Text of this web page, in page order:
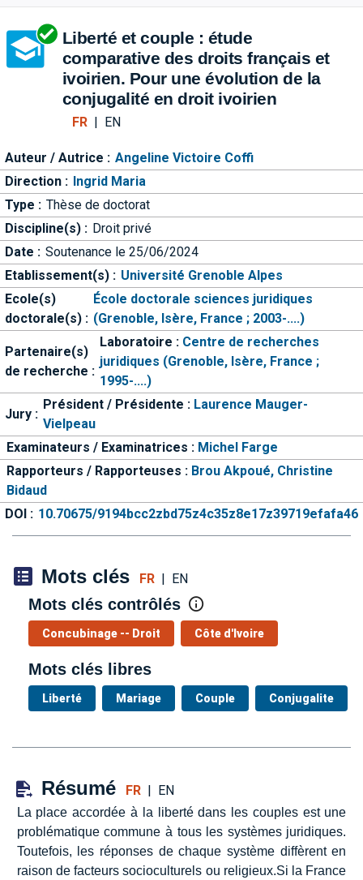
Aller directement à la barre
Liberté et couple : étude
comparative des droits français et
ivoirien. Pour une évolution de la
conjugalité en droit ivoirien
FR| EN
Auteur / Autrice : Angeline Victoire Coffi
Direction : Ingrid Maria
Type : Thèse de doctorat
Discipline(s) : Droit privé
Date : Soutenance le 25/06/2024
Etablissement(s) : Université Grenoble Alpes
Ecole(s)
doctorale(s) :
École doctorale sciences juridiques
(Grenoble, Isère, France ; 2003-....)
Partenaire(s)
de recherche :
Laboratoire : Centre de recherches
juridiques (Grenoble, Isère, France ;
1995-....)
Jury :
Président / Présidente : Laurence Mauger-
Vielpeau
Examinateurs / Examinatrices : Michel Farge
Rapporteurs / Rapporteuses : Brou Akpoué, Christine
Bidaud
DOI : 10.70675/9194bcc2zbd75z4c35z8e17z39719efafa46
Mots clés FR| EN
Mots clés contrôlés
Concubinage -- Droit Côte d'Ivoire
Mots clés libres
Liberté Mariage Couple Conjugalite
Résumé FR| EN
La place accordée à la liberté dans les couples est une
problématique commune à tous les systèmes juridiques.
Toutefois, les réponses de chaque système diffèrent en
raison de facteurs socioculturels ou religieux.Si la France